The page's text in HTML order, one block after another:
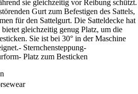
sie gleichzeitig vor Reibung schützt.
Gurt zum Befestigen des Sattels,
für den Sattelgurt. Die Satteldecke hat
gleichzeitig genug Platz, um die
Sie ist bei 30° in der Maschine
Sternchensteppung-
Platz zum Besticken